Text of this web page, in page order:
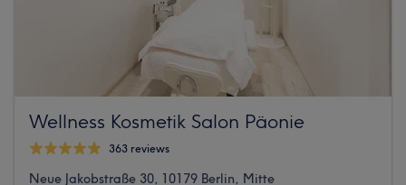
Wellness Kosmetik Salon Päonie
363 reviews
Neue Jakobstraße 30, 10179 Berlin, Mitte